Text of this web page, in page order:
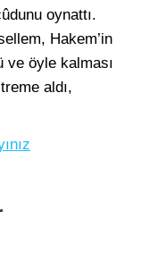
oynattı.
Hakem’in
ve öyle kalması
aldı,